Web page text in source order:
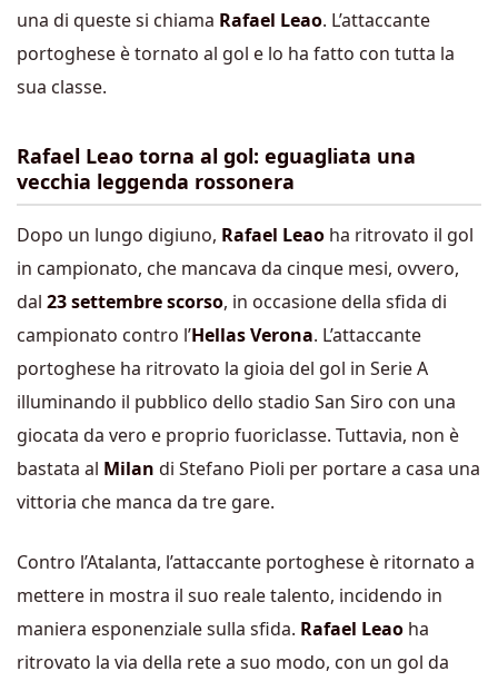
una di queste si chiama Rafael Leao. L’attaccante
portoghese è tornato al gol e lo ha fatto con tutta la
sua classe.
Rafael Leao torna al gol: eguagliata una
vecchia leggenda rossonera
Dopo un lungo digiuno, Rafael Leao ha ritrovato il gol
in campionato, che mancava da cinque mesi, ovvero,
dal 23 settembre scorso, in occasione della sfida di
campionato contro l’Hellas Verona. L’attaccante
portoghese ha ritrovato la gioia del gol in Serie A
illuminando il pubblico dello stadio San Siro con una
giocata da vero e proprio fuoriclasse. Tuttavia, non è
bastata al Milan di Stefano Pioli per portare a casa una
vittoria che manca da tre gare.
Contro l’Atalanta, l’attaccante portoghese è ritornato a
mettere in mostra il suo reale talento, incidendo in
maniera esponenziale sulla sfida. Rafael Leao ha
ritrovato la via della rete a suo modo, con un gol da